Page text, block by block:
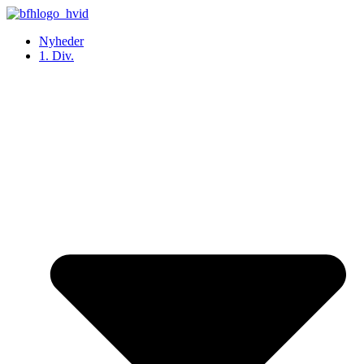
Videre
indholdNyheder
1. Div.